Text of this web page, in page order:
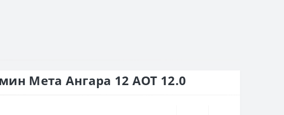
Мета Ангара 12 АОТ 12.0